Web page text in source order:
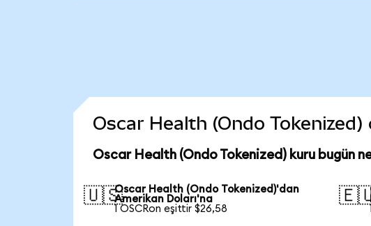
Oscar Health (Ondo
Oscar Health (Ondo Tokenized) kuru bugün
🇺🇸Oscar Health (Ondo Tokenized)'dan
Amerikan Doları'na
1 OSCRon eşittir $26,58